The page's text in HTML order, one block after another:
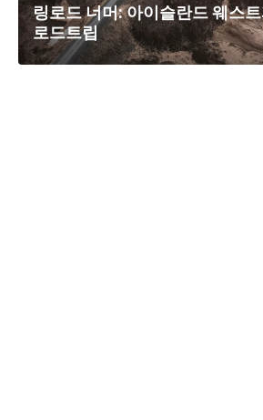
링로드 너머: 아이슬란드 웨스
로드트립